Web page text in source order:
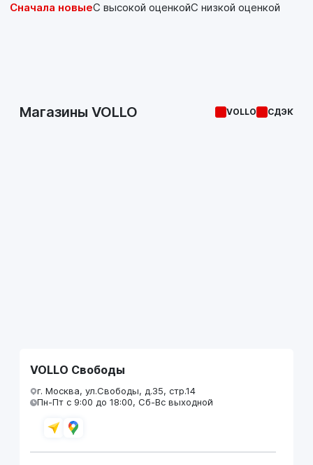
Сначала новыеС высокой оценкойС низкой оценкой
Магазины VOLLO VOLLO СДЭК
VOLLO Свободы
г. Москва, ул.Свободы, д.35, стр.14
Пн-Пт с 9:00 до 18:00, Сб-Вс выходной